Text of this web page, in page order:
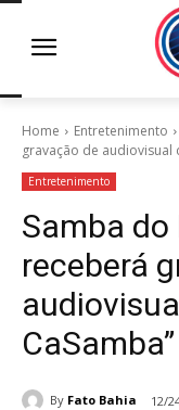
Home Entretenimento
gravação de audiovisual
Entretenimento
Samba do
receberá
CaSamba”
By Fato Bahia 12/